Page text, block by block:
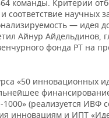
СПОРТА
команды. Критерии
соответствие научных
— идея
Айнур Айдельдинов,
фонда РТ на
«50 инновационных
(реализуется ИВФ
инновациям и ИПТ